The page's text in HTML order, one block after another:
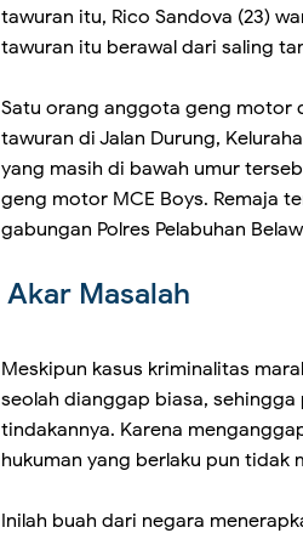
tawuran itu, Rico Sandova (23)
tawuran itu berawal dari saling
Satu orang anggota geng motor
tawuran di Jalan Durung,
yang masih di bawah umur
geng motor MCE Boys. Remaja
gabungan Polres Pelabuhan
Akar Masalah
Meskipun kasus kriminalitas
seolah dianggap biasa,
tindakannya. Karena
hukuman yang berlaku pun tidak
Inilah buah dari negara